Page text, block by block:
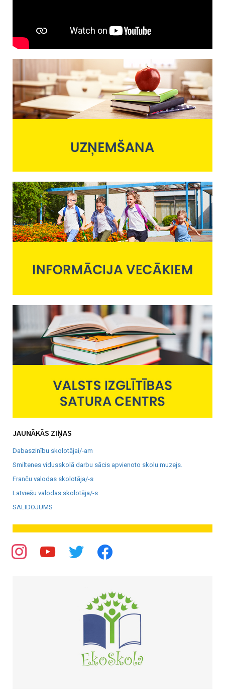
JAUNĀKĀS ZIŅAS
Dabaszinību skolotājai/-am
Smiltenes vidusskolā darbu sācis apvienoto skolu muzejs.
Franču valodas skolotāja/-s
Latviešu valodas skolotāja/-s
SALIDOJUMS